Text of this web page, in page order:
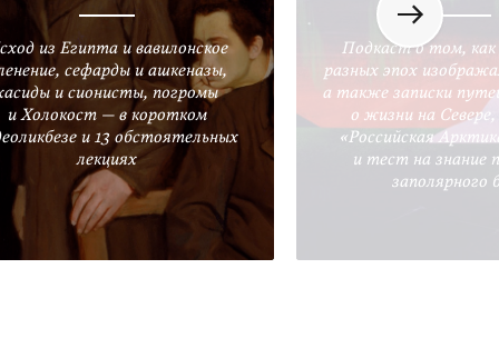
из Египта и вавилонское
сефарды и ашкеназы,
и сионисты, погромы
и Холокост — в коротком
и 13 обстоятельных
лекциях
Подкаст о том,
разных эпох
а также записки
о жизни на
«Российская
и тест на знание
заполярного